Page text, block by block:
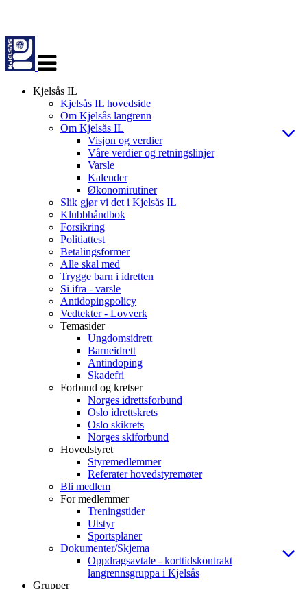
navigasjon
Kjelsås IL
Kjelsås IL hovedside
Om Kjelsås langrenn
Om Kjelsås IL
Visjon og verdier
Våre verdier og retningslinjer
Varsle
Kalender
Økonomirutiner
Slik gjør vi det i Kjelsås IL
Klubbhåndbok
Forsikring
Politiattest
Betalingsformer
Alle skal med
Trygge barn i idretten
Si ifra - varsle
Antidopingpolicy
Vedtekter - Lovverk
Temasider
Ungdomsidrett
Barneidrett
Antindoping
Skadefri
Forbund og kretser
Norges idrettsforbund
Oslo idrettskrets
Oslo skikrets
Norges skiforbund
Hovedstyret
Styremedlemmer
Referater hovedstyremøter
Bli medlem
For medlemmer
Treningstider
Utstyr
Sportsplaner
Dokumenter/Skjema
Oppdragsavtale - korttidskontrakt
langrennsgruppa i Kjelsås
Grupper